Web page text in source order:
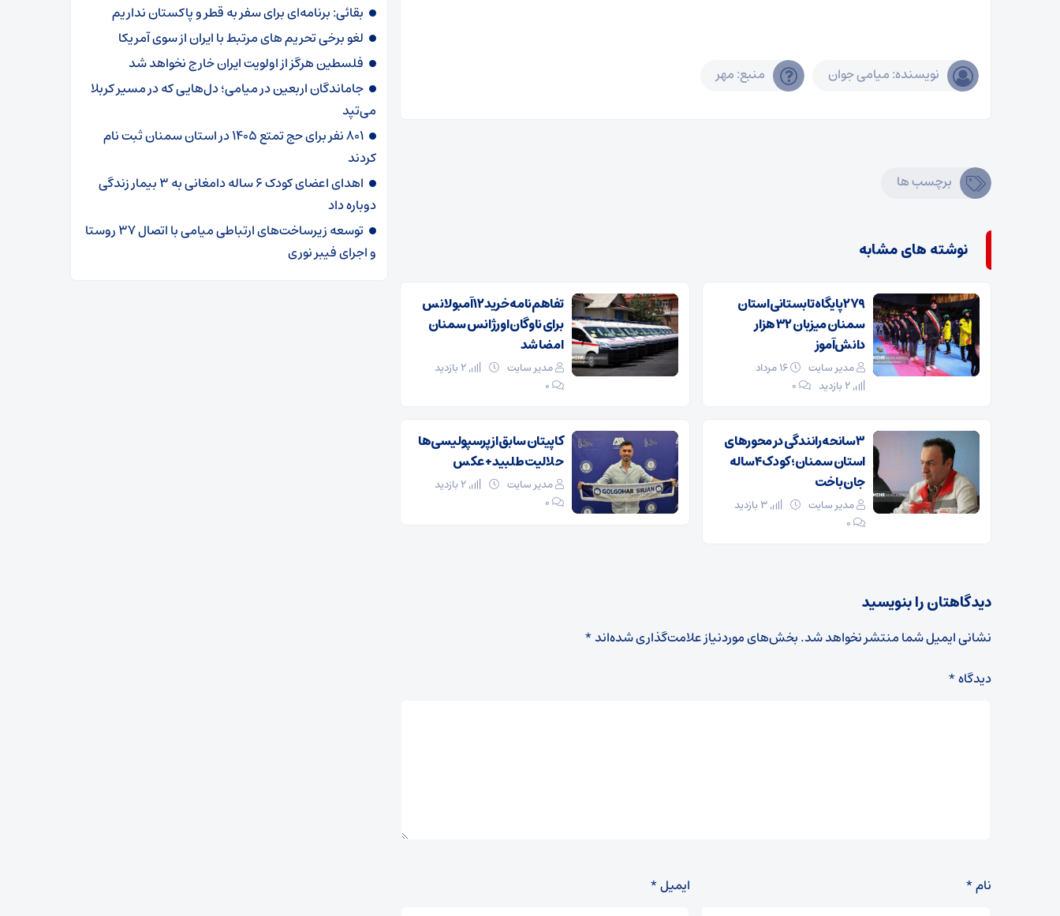
نویسنده: میامی جوان منبع: مهر
برچسب ها
نوشته های مشابه
۲۷۹ پایگاه تابستانی استان
سمنان میزبان ۳۲ هزار
دانش‌آموز
مدیر سایت
۰
تفاهم‌نامه خرید ۱۲ آمبولانس
برای ناوگان اورژانس سمنان
امضا شد
مدیر سایت
2 بازدید
۰
۳ سانحه رانندگی در محورهای
استان سمنان؛ کودک ۴ ساله
جان باخت
مدیر سایت
۰
کاپیتان سابق از پرسپولیسی‌ها
حلالیت طلبید + عکس
مدیر سایت
2 بازدید
۰
دیدگاهتان را بنویسید
نشانی ایمیل شما منتشر نخواهد شد.بخش‌های موردنیاز علامت‌گذاری شده‌اند*
دیدگاه*
نام* ایمیل*
بقائی: برنامه‌ای برای سفر به قطر و پاکستان نداریم
لغو برخی تحریم های مرتبط با ایران از سوی آمریکا
فلسطین هرگز از اولویت ایران خارج نخواهد شد
جاماندگان اربعین در میامی؛ دل‌هایی که در مسیر کربلا
می‌تپد
۸۰۱ نفر برای حج تمتع ۱۴۰۵ در استان سمنان ثبت نام
کردند
اهدای اعضای کودک ۶ ساله دامغانی به ۳ بیمار زندگی
دوباره داد
توسعه زیرساخت‌های ارتباطی میامی با اتصال ۳۷ روستا
و اجرای فیبر نوری